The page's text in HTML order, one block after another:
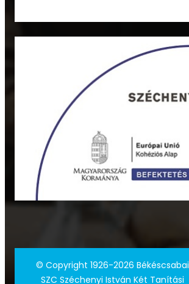
© Copyright 1926-2026 Békéscsabai
SZC Széchenyi István Két Tanítási